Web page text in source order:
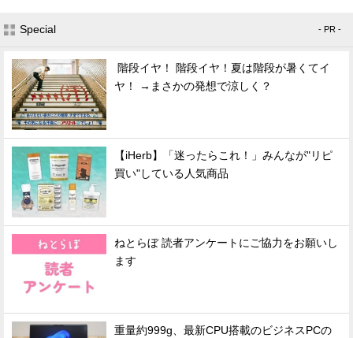
Special - PR -
階段イヤ！ 階段イヤ！夏は階段が暑くてイ
ヤ！ →まさかの発想で涼しく？
【iHerb】「迷ったらこれ！」みんなが"リピ
買い"している人気商品
ねとらぼ 読者アンケートにご協力をお願いし
ます
重量約999g、最新CPU搭載のビジネスPCの